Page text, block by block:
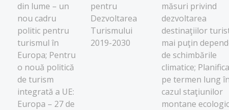
din lume – un
nou cadru
politic pentru
turismul în
Europa; Pentru
o nouă politică
de turism
integrată a UE:
Europa – 27 de
pentru
Dezvoltarea
Turismului
2019-2030
măsuri privind
dezvoltarea
destinaţiilor
mai puţin
de schimbările
climatice;
pe termen lung
cazul staţiunilor
montane